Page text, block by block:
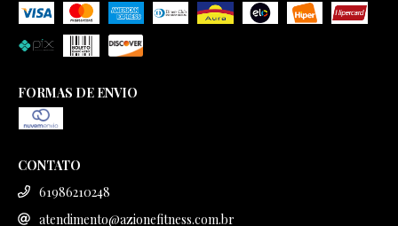
FORMAS DE ENVIO
CONTATO
61986210248
atendimento@azionefitness.com.br